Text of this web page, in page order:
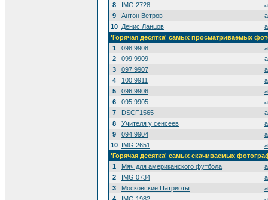
8
IMG 2728
9
Антон Ветров
10 Денис Ланцов
'Горячая десятка' самых просматриваемых
1
098 9908
2
099 9909
3
097 9907
4
100 9911
5
096 9906
6
095 9905
7
DSCF1565
8
Учителя у сенсеев
9
094 9904
10 IMG 2651
'Горячая десятка' самых скачиваемых
1
Мяч для американского футбола
2
IMG 0734
3
Московские Патриоты